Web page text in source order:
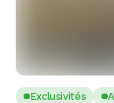
Exclusivités